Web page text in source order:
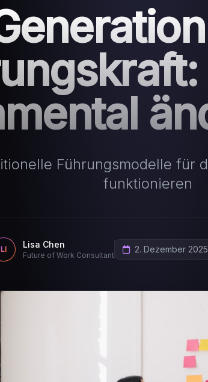
Führungsmodelle für
funktionieren
LI Lisa Chen
Future of Work Consultant
2. Dezember 2025